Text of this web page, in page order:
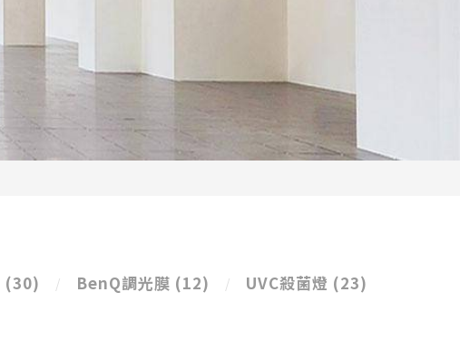
(30) BenQ調光膜 (12) UVC殺菌燈 (23)